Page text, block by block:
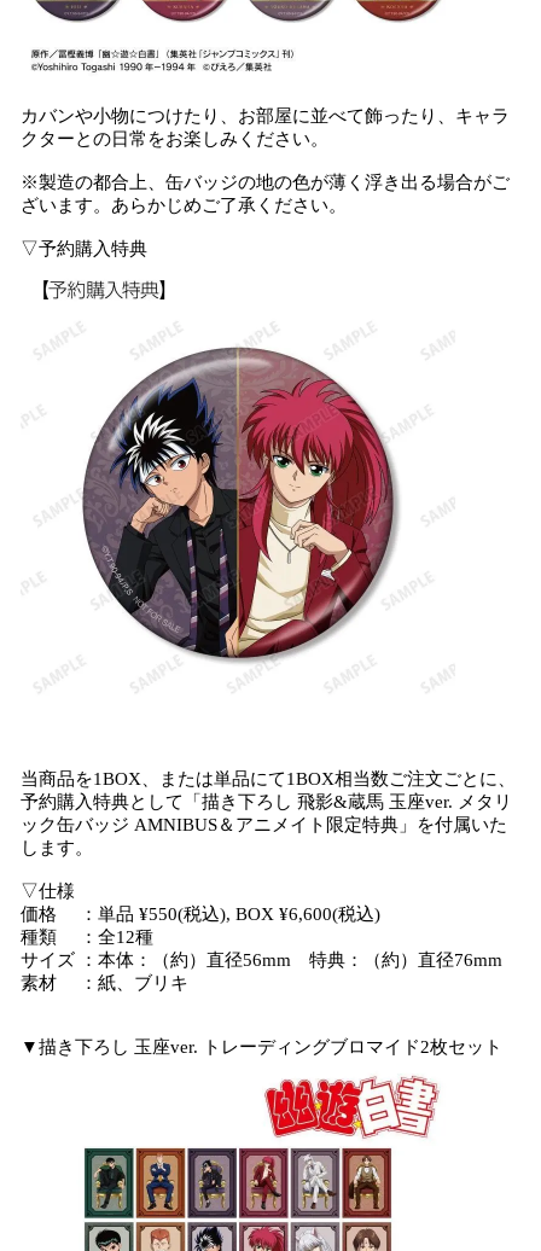
カバンや小物につけたり、お部屋に並べて飾ったり、キャラ
クターとの日常をお楽しみください。
※製造の都合上、缶バッジの地の色が薄く浮き出る場合がご
ざいます。あらかじめご了承ください。
▽予約購入特典
当商品を1BOX、または単品にて1BOX相当数ご注文ごとに、
予約購入特典として「描き下ろし 飛影&蔵馬 玉座ver. メタリ
ック缶バッジ AMNIBUS＆アニメイト限定特典」を付属いた
します。
▽仕様
価格 ：単品 ¥550(税込), BOX ¥6,600(税込)
種類 ：全12種
サイズ ：本体：（約）直径56mm 特典：（約）直径76mm
素材 ：紙、ブリキ
▼描き下ろし 玉座ver. トレーディングブロマイド2枚セット